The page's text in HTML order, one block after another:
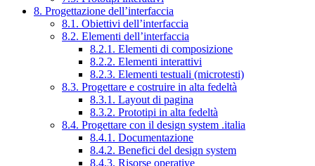
8. Progettazione dell’interfaccia
8.1. Obiettivi dell’interfaccia
8.2. Elementi dell’interfaccia
8.2.1. Elementi di composizione
8.2.2. Elementi interattivi
8.2.3. Elementi testuali (microtesti)
8.3. Progettare e costruire in alta fedeltà
8.3.1. Layout di pagina
8.3.2. Prototipi in alta fedeltà
8.4. Progettare con il design system .italia
8.4.1. Documentazione
8.4.2. Benefici del design system
8.4.3. Risorse operative